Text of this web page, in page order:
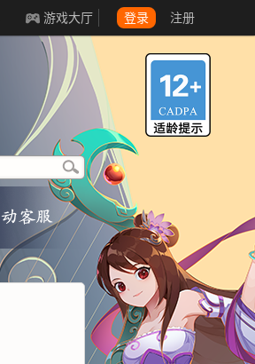
游戏大厅 登录 注册